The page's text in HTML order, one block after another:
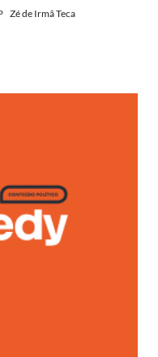
Zé de Irmã Teca